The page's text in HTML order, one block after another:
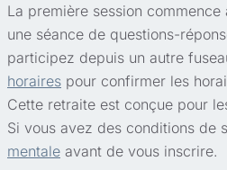
La première session commence
une séance de questions-
participez depuis un autre
horaires pour confirmer les
Cette retraite est conçue pour
Si vous avez des conditions de
mentale avant de vous inscrire.